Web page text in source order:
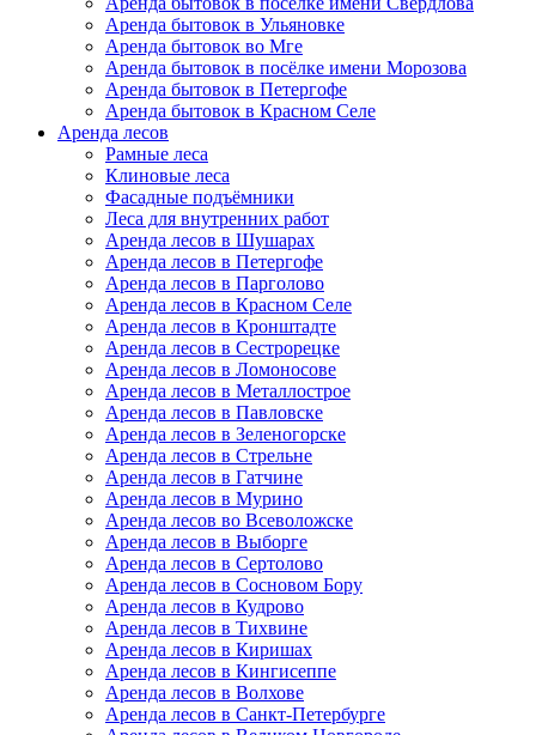
Аренда бытовок в Ульяновке
Аренда бытовок во Мге
Аренда бытовок в посёлке имени Морозова
Аренда бытовок в Петергофе
Аренда бытовок в Красном Селе
Аренда лесов
Рамные леса
Клиновые леса
Фасадные подъёмники
Леса для внутренних работ
Аренда лесов в Шушарах
Аренда лесов в Петергофе
Аренда лесов в Парголово
Аренда лесов в Красном Селе
Аренда лесов в Кронштадте
Аренда лесов в Сестрорецке
Аренда лесов в Ломоносове
Аренда лесов в Металлострое
Аренда лесов в Павловске
Аренда лесов в Зеленогорске
Аренда лесов в Стрельне
Аренда лесов в Гатчине
Аренда лесов в Мурино
Аренда лесов во Всеволожске
Аренда лесов в Выборге
Аренда лесов в Сертолово
Аренда лесов в Сосновом Бору
Аренда лесов в Кудрово
Аренда лесов в Тихвине
Аренда лесов в Киришах
Аренда лесов в Кингисеппе
Аренда лесов в Волхове
Аренда лесов в Санкт-Петербурге